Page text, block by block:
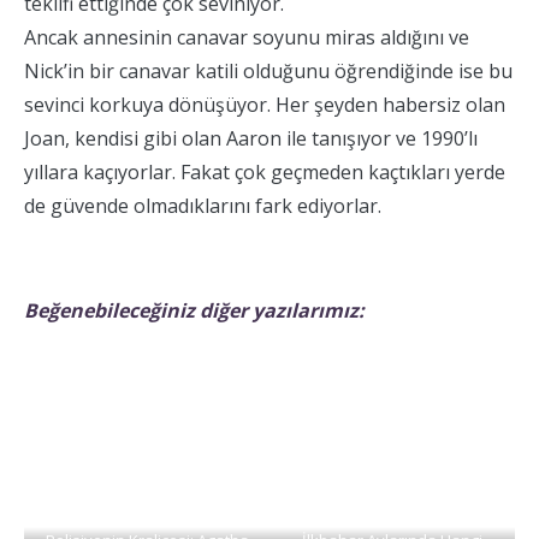
Ancak annesinin canavar soyunu miras aldığını ve
Nick’in bir canavar katili olduğunu öğrendiğinde ise bu
sevinci korkuya dönüşüyor. Her şeyden habersiz olan
Joan, kendisi gibi olan Aaron ile tanışıyor ve 1990’lı
yıllara kaçıyorlar. Fakat çok geçmeden kaçtıkları yerde
de güvende olmadıklarını fark ediyorlar.
Beğenebileceğiniz diğer yazılarımız: